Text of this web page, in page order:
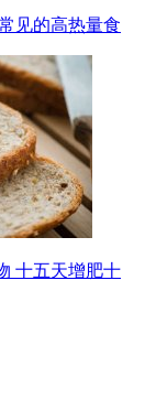
见的高热量食
十五天增肥十